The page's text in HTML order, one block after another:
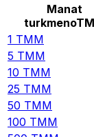
Manat
turkmeno
1 TMM
5 TMM
10 TMM
25 TMM
50 TMM
100 TMM